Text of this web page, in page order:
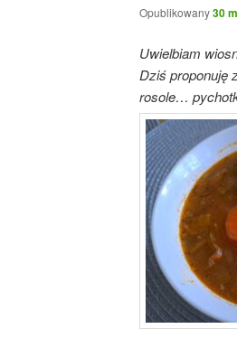
Opublikowany30
Uwielbiam
Dziś proponuję
rosole…